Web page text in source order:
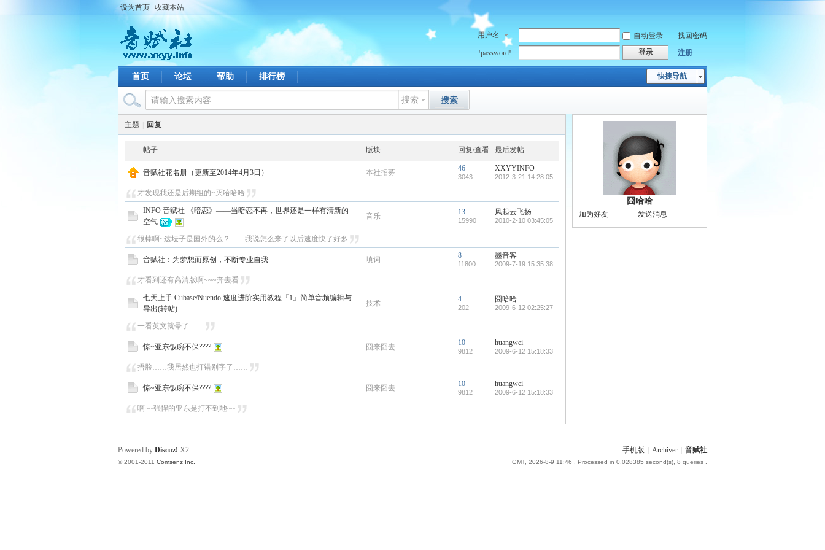
设为首页 收藏本站
用户名 自动登录
找回密码
!password!
登录 注册
快捷导航
首页 论坛 帮助 排行榜
搜索 搜索
主题 回复
帖子 版块 回复/查看 最后发帖
音赋社花名册（更新至2014年4月3日） 本社招募 46
3043
XXYYINFO
2012-3-21 14:28:05
才发现我还是后期组的~灭哈哈哈
INFO 音赋社 《暗恋》——当暗恋不再，世界还是一样有清新的
空气
音乐 13
15990
风起云飞扬
2010-2-10 03:45:05
很棒啊~这坛子是国外的么？……我说怎么来了以后速度快了好多
音赋社：为梦想而原创，不断专业自我 填词 8
11800
墨音客
2009-7-19 15:35:38
才看到还有高清版啊~~~奔去看
七天上手 Cubase/Nuendo 速度进阶实用教程『1』简单音频编辑与
导出(转帖)
技术 4
202
囧哈哈
2009-6-12 02:25:27
一看英文就晕了……
惊~亚东饭碗不保???? 囧来囧去 10
9812
huangwei
2009-6-12 15:18:33
捂脸……我居然也打错别字了……
惊~亚东饭碗不保???? 囧来囧去 10
9812
huangwei
2009-6-12 15:18:33
啊~~强悍的亚东是打不到地~~
囧哈哈
加为好友 发送消息
手机版 Archiver 音赋社
GMT, 2026-8-9 11:46 , Processed in 0.028385 second(s), 8 queries .
Powered by Discuz! X2
© 2001-2011 Comsenz Inc.